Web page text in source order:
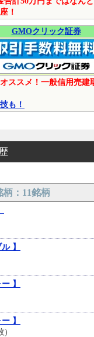
！
GMOクリック証券
ススメ！一般信用売建
も！
柄：11銘柄
】
】
】
)